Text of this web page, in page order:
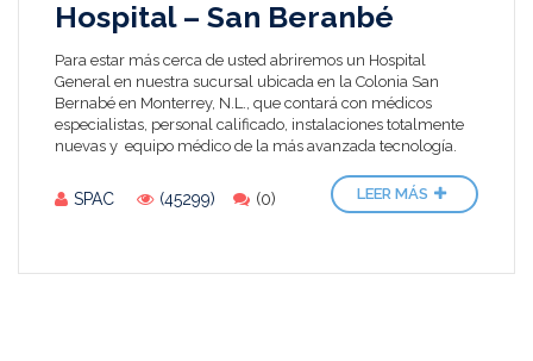
Hospital – San Beranbé
Para estar más cerca de usted abriremos un Hospital
General en nuestra sucursal ubicada en la Colonia San
Bernabé en Monterrey, N.L., que contará con médicos
especialistas, personal calificado, instalaciones totalmente
nuevas y equipo médico de la más avanzada tecnología.
SPAC (45299) (0) LEER MÁS